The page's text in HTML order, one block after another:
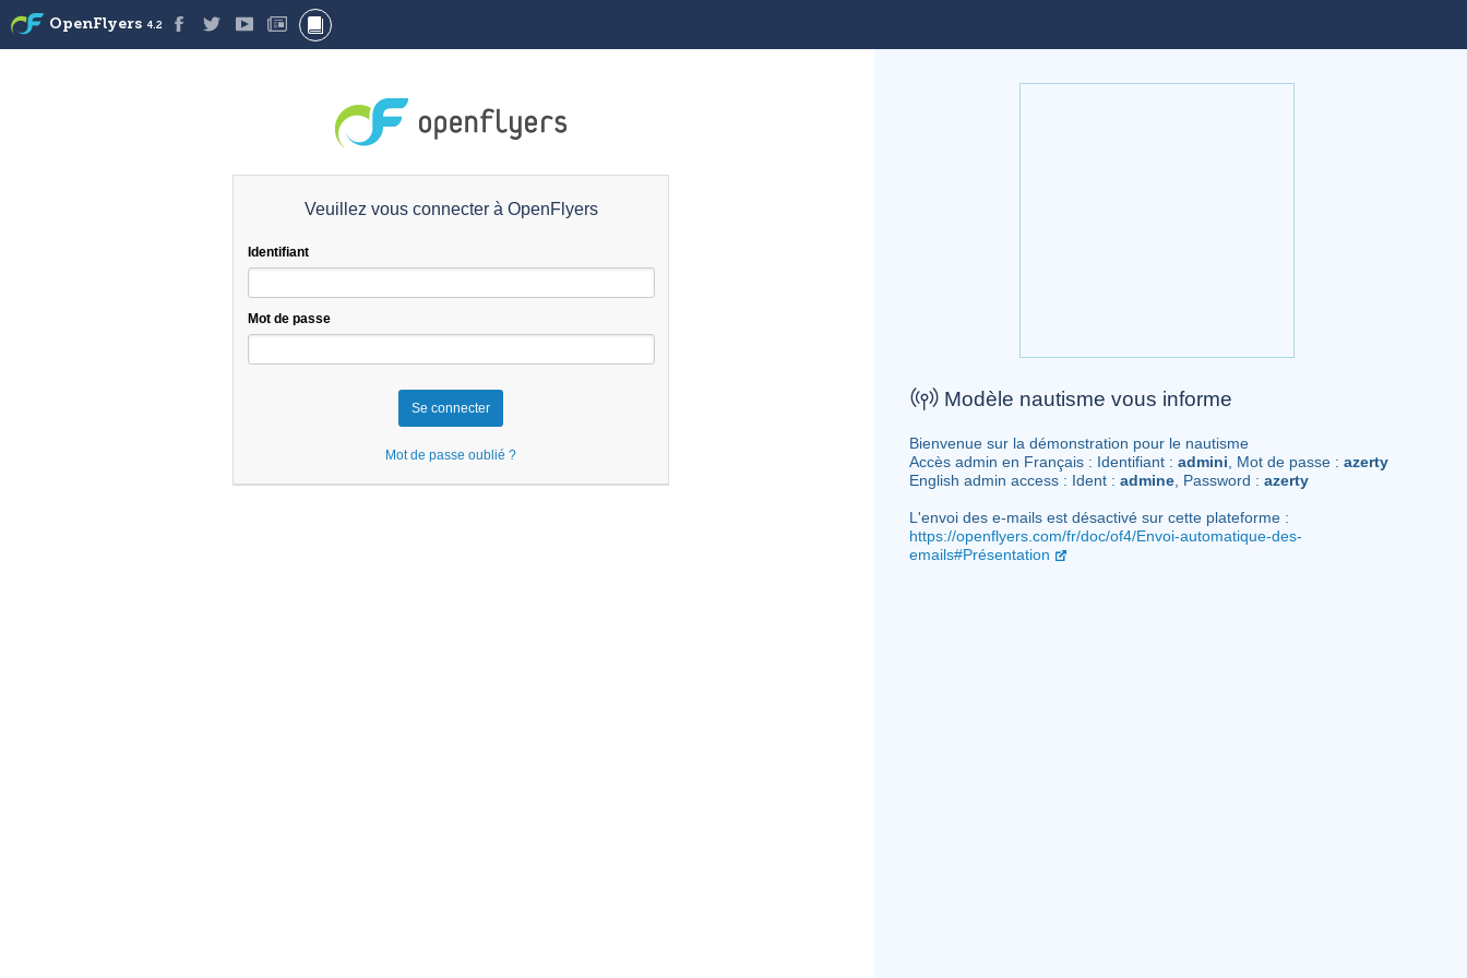
OpenFlyers 4.2
Modèle nautisme vous informe
Bienvenue sur la démonstration pour le nautisme
Accès admin en Français : Identifiant :admini, Mot de passe :azerty
English admin access : Ident :admine, Password :azerty
L'envoi des e-mails est désactivé sur cette plateforme :
https://openflyers.com/fr/doc/of4/Envoi-automatique-des-
emails#Présentation
Veuillez vous connecter à OpenFlyers
Identifiant
Mot de passe
Mot de passe oublié ?